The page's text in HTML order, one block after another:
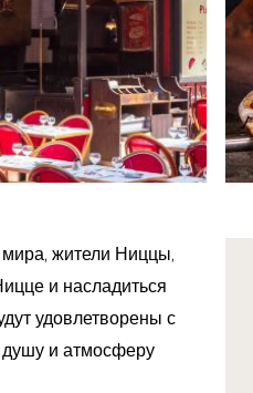
мира, жители Ниццы,
и насладиться
удовлетворены с
и атмосферу